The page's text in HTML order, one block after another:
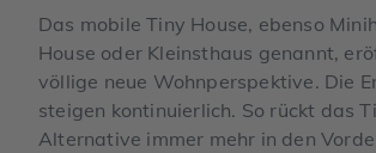
Das mobile Tiny House, ebenso
House oder Kleinsthaus genannt,
völlige neue Wohnperspektive. Die
steigen kontinuierlich. So rückt das
Alternative immer mehr in den